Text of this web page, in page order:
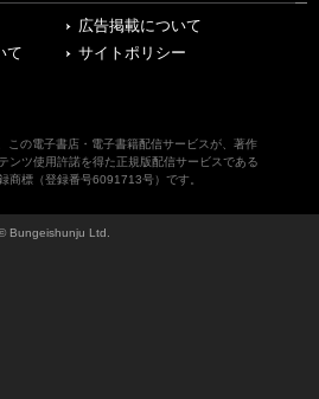
広告掲載について
て
サイトポリシー
この電子書店・電子書籍配信サービスが、著作
ンツ使用許諾を得た正規版配信サービスである
商標（登録番号6091713号）です。
Bungeishunju Ltd.